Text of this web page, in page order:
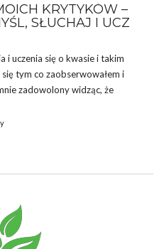
KRYTYKÓW –
SŁUCHAJ I UCZ
i uczenia się o kwasie i takim
tym co zaobserwowałem i
zadowolony widząc, że
długa droga z ciemności.